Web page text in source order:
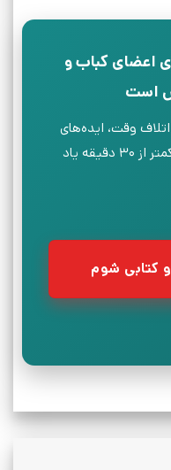
اعضای کباب و
است
وقت، ایده‌های
اصلی کتاب‌های مهم دنیا را در کمتر از ۳۰ دقیقه یاد
کتابی شوم